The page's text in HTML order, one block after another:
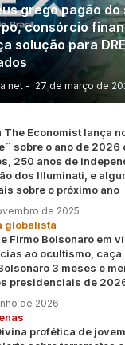
grego pagão do
consórcio
solução para
net 27 de março de
The Economist lança
sobre o ano de 2026
250 anos de
dos Illuminati, e
sobre o próximo ano
de 2025
globalista
Firmo Bolsonaro em
ao ocultismo,
3 meses e
presidenciais de
de 2026
profética de